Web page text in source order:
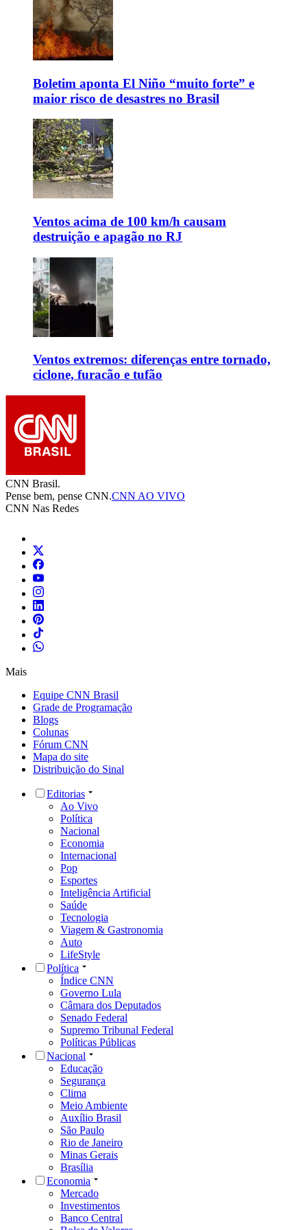
Boletim aponta El Niño “muito forte” e
maior risco de desastres no Brasil
Ventos acima de 100 km/h causam
destruição e apagão no RJ
Ventos extremos: diferenças entre tornado,
ciclone, furacão e tufão
CNN Brasil.
Pense bem, pense CNN.CNN AO VIVO
CNN Nas Redes
Mais
Equipe CNN Brasil
Grade de Programação
Blogs
Colunas
Fórum CNN
Mapa do site
Distribuição do Sinal
Editorias
Ao Vivo
Política
Nacional
Economia
Internacional
Pop
Esportes
Inteligência Artificial
Saúde
Tecnologia
Viagem & Gastronomia
Auto
LifeStyle
Política
Índice CNN
Governo Lula
Câmara dos Deputados
Senado Federal
Supremo Tribunal Federal
Políticas Públicas
Nacional
Educação
Segurança
Clima
Meio Ambiente
Auxílio Brasil
São Paulo
Rio de Janeiro
Minas Gerais
Brasília
Economia
Mercado
Investimentos
Banco Central